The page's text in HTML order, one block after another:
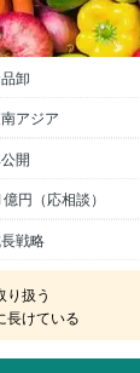
卸
アジア
開
円（応相談）
戦略
り扱う
長けている